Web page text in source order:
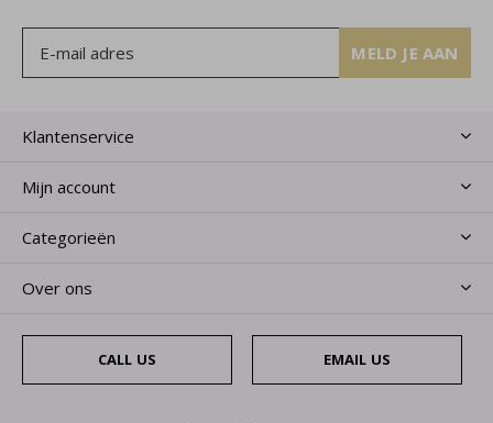
MELD JE AAN
Klantenservice
Mijn account
Categorieën
Over ons
CALL US EMAIL US